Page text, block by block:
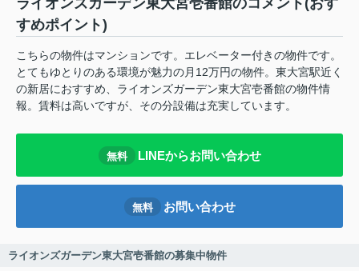
ライオンズガーデン東大宮壱番館のコメント(おす
すめポイント)
こちらの物件はマンションです。エレベーター付きの物件です。
とてもゆとりのある環境が魅力の月12万円の物件。東大宮駅近く
の新居におすすめ、ライオンズガーデン東大宮壱番館の物件情
報。賃料は高いですが、その分設備は充実しています。
無料 LINEからお問い合わせ
無料 お問い合わせ
ライオンズガーデン東大宮壱番館の募集中物件